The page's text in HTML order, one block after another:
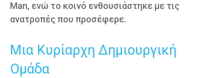
Man, ενώ το κοινό ενθουσιάστηκε με τις
ανατροπές που προσέφερε.
Μια Κυρίαρχη Δημιουργική
Ομάδα